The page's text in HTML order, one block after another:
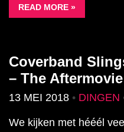
READ MORE »
Coverband
– The Aftermovie
13 MEI 2018 • DINGEN
We kijken met hééél